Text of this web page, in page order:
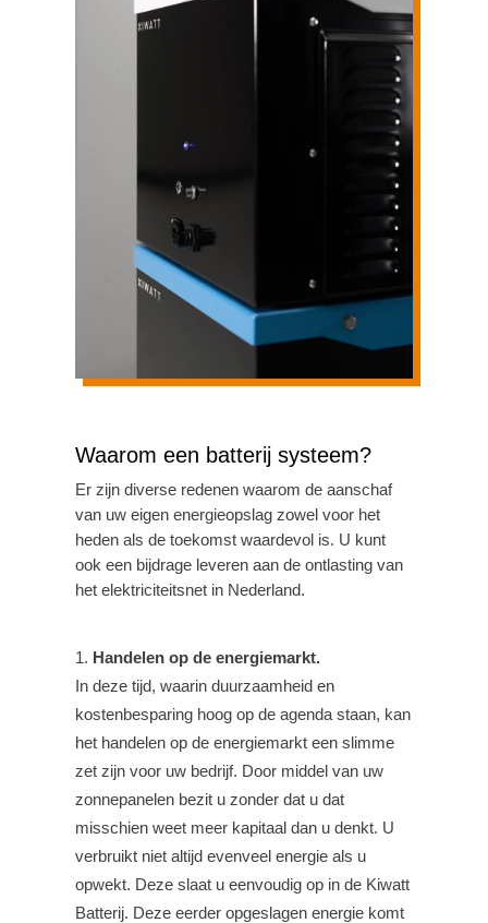
Waarom een batterij systeem?
Er zijn diverse redenen waarom de aanschaf
van uw eigen energieopslag zowel voor het
heden als de toekomst waardevol is. U kunt
ook een bijdrage leveren aan de ontlasting van
het elektriciteitsnet in Nederland.
Handelen op de energiemarkt.
In deze tijd, waarin duurzaamheid en
kostenbesparing hoog op de agenda staan, kan
het handelen op de energiemarkt een slimme
zet zijn voor uw bedrijf. Door middel van uw
zonnepanelen bezit u zonder dat u dat
misschien weet meer kapitaal dan u denkt. U
verbruikt niet altijd evenveel energie als u
opwekt. Deze slaat u eenvoudig op in de Kiwatt
Batterij. Deze eerder opgeslagen energie komt